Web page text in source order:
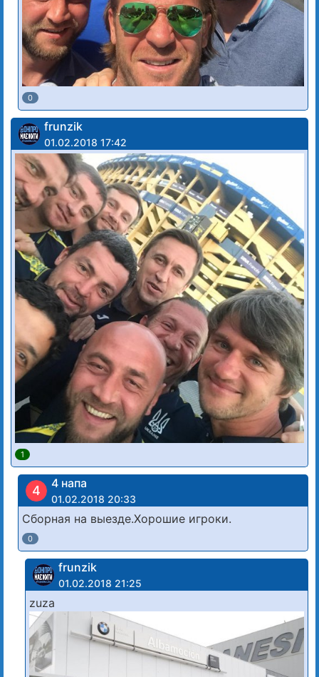
0
frunzik
01.02.2018 17:42
1
4 4 напа
01.02.2018 20:33
Сборная на выезде.Хорошие игроки.
0
frunzik
01.02.2018 21:25
zuza